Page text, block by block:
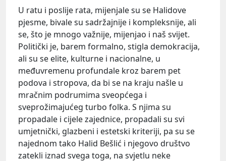
U ratu i poslije rata, mijenjale su se Halidove
pjesme, bivale su sadržajnije i kompleksnije, ali
se, što je mnogo važnije, mijenjao i naš svijet.
Politički je, barem formalno, stigla demokracija,
ali su se elite, kulturne i nacionalne, u
međuvremenu profundale kroz barem pet
podova i stropova, da bi se na kraju našle u
mračnim podrumima sveopćega i
sveprožimajućeg turbo folka. S njima su
propadale i cijele zajednice, propadali su svi
umjetnički, glazbeni i estetski kriteriji, pa su se
najednom tako Halid Bešlić i njegovo društvo
zatekli iznad svega toga, na svjetlu neke